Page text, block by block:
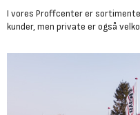
I vores Proffcenter er
kunder,men private er også